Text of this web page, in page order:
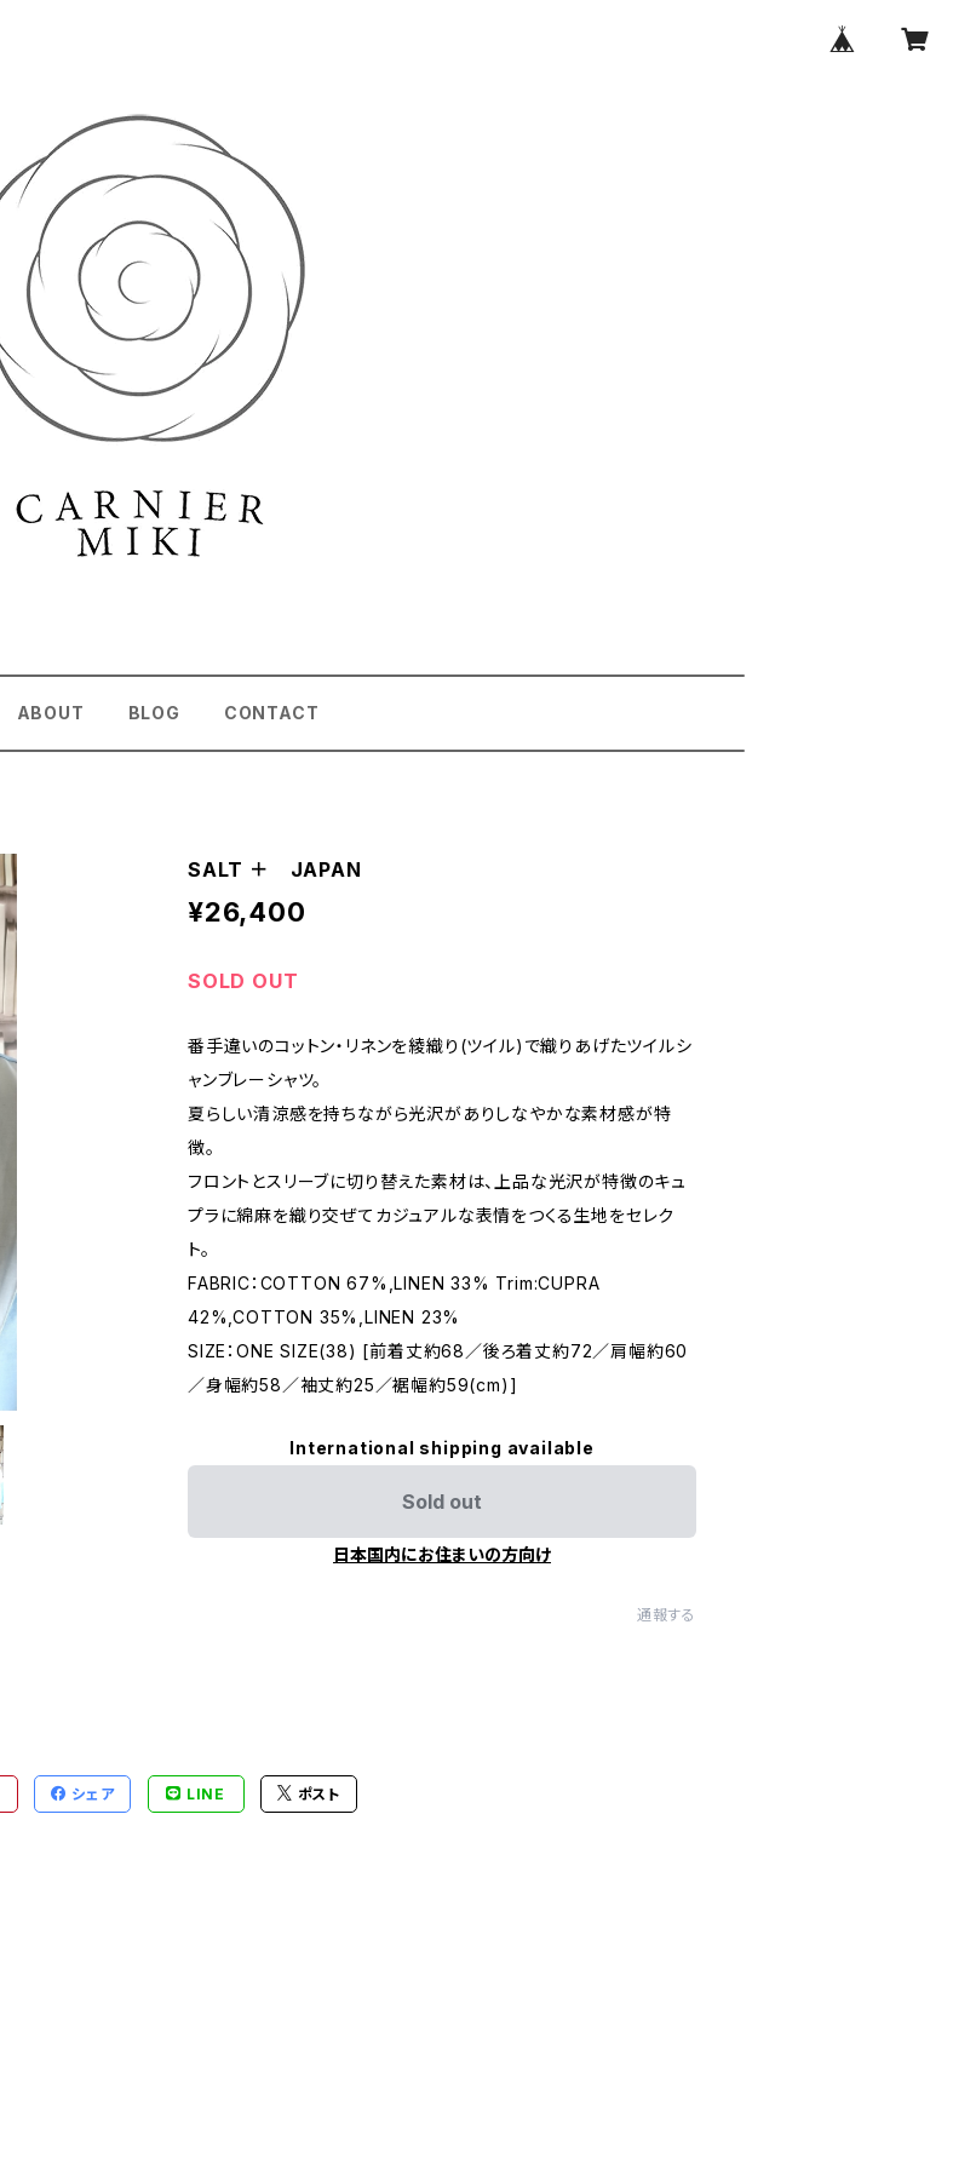
ABOUT BLOG CONTACT
SALT ＋ JAPAN
¥26,400
SOLD OUT
番手違いのコットン・リネンを綾織り(ツイル)で織りあげたツイルシ
ャンブレーシャツ。
夏らしい清涼感を持ちながら光沢がありしなやかな素材感が特
徴。
フロントとスリーブに切り替えた素材は、上品な光沢が特徴のキュ
プラに綿麻を織り交ぜてカジュアルな表情をつくる生地をセレク
ト。
FABRIC：COTTON 67%,LINEN 33% Trim:CUPRA
42%,COTTON 35%,LINEN 23%
SIZE：ONE SIZE(38) [前着丈約68／後ろ着丈約72／肩幅約60
／身幅約58／袖丈約25／裾幅約59(cm)]
International shipping available
Sold out
日本国内にお住まいの方向け
通報する
シェア LINE ポスト